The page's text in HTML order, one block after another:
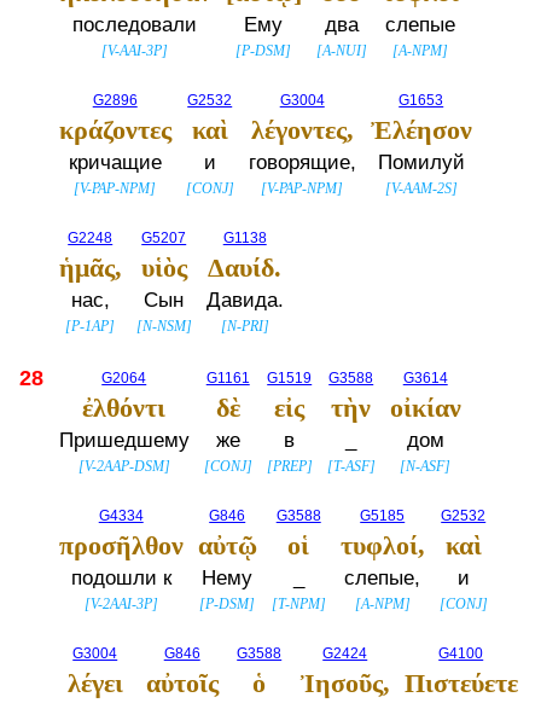
последовали
[V-AAI-3P]
Ему
[P-DSM]
два
[A-NUI]
слепые
[A-NPM]
G2896
κράζοντες
кричащие
[V-PAP-NPM]
G2532
καὶ
и
[CONJ]
G3004
λέγοντες,
говорящие,
[V-PAP-NPM]
G1653
Ἐλέησον
Помилуй
[V-AAM-2S]
G2248
ἡμᾶς,
нас,
[P-1AP]
G5207
υἱὸς
Сын
[N-NSM]
G1138
Δαυίδ.
Давида.
[N-PRI]
28 G2064
ἐλθόντι
Пришедшему
[V-2AAP-DSM]
G1161
δὲ
же
[CONJ]
G1519
εἰς
в
[PREP]
G3588
τὴν
[T-ASF]
G3614
οἰκίαν
дом
[N-ASF]
G4334
προσῆλθον
подошли к
[V-2AAI-3P]
G846
αὐτῷ
Нему
[P-DSM]
G3588
οἱ
[T-NPM]
G5185
τυφλοί,
слепые,
[A-NPM]
G2532
καὶ
и
[CONJ]
G3004
λέγει
G846
αὐτοῖς
G3588
ὁ
G2424
Ἰησοῦς,
G4100
Πιστεύετε